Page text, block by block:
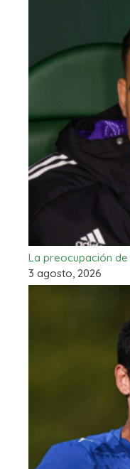
La preocupación de
3 agosto, 2026